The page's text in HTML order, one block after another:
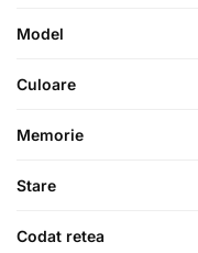
Model
Culoare
Memorie
Stare
Codat retea